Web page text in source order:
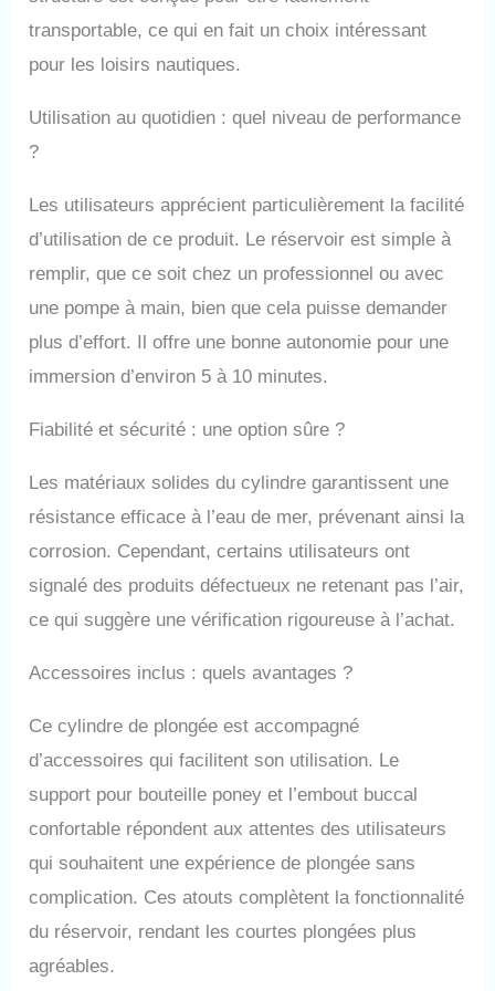
anti-explosion 5K est
conçue à la tête de la
valve. Lorsque la
cylindre atteint ou
cuivre interne anti-
explosion et fuit, afin de
réduire la pression à
l'intérieur du cylindre.
Une fois que la feuille
de cuivre anti-explosion
est endommagée, elle
doit être remplacée
SEBiger adopte une
fabriquée en silicone de
qualité alimentaire pour
garantir une expérience
d'utilisation plus saine
et plus sûre. SEBiger
un système de plongée.
le corps et la tête de
plongée, de sorte que
vous pouvez l'emmener
dans l'avion et
l'emmener partout dans
le monde pour profiter
pleinement du plaisir de
la plongée. Ce kit peut
non seulement être
utilisé comme source
d'air de secours, mais
peut également fournir
transportable, ce qui en fait un choix intéressant
pour les loisirs nautiques.
Utilisation au quotidien : quel niveau de performance
?
Les utilisateurs apprécient particulièrement la facilité
d’utilisation de ce produit. Le réservoir est simple à
remplir, que ce soit chez un professionnel ou avec
une pompe à main, bien que cela puisse demander
plus d’effort. Il offre une bonne autonomie pour une
immersion d’environ 5 à 10 minutes.
Fiabilité et sécurité : une option sûre ?
Les matériaux solides du cylindre garantissent une
résistance efficace à l’eau de mer, prévenant ainsi la
corrosion. Cependant, certains utilisateurs ont
signalé des produits défectueux ne retenant pas l’air,
ce qui suggère une vérification rigoureuse à l’achat.
Accessoires inclus : quels avantages ?
Ce cylindre de plongée est accompagné
d’accessoires qui facilitent son utilisation. Le
support pour bouteille poney et l’embout buccal
confortable répondent aux attentes des utilisateurs
qui souhaitent une expérience de plongée sans
complication. Ces atouts complètent la fonctionnalité
du réservoir, rendant les courtes plongées plus
agréables.